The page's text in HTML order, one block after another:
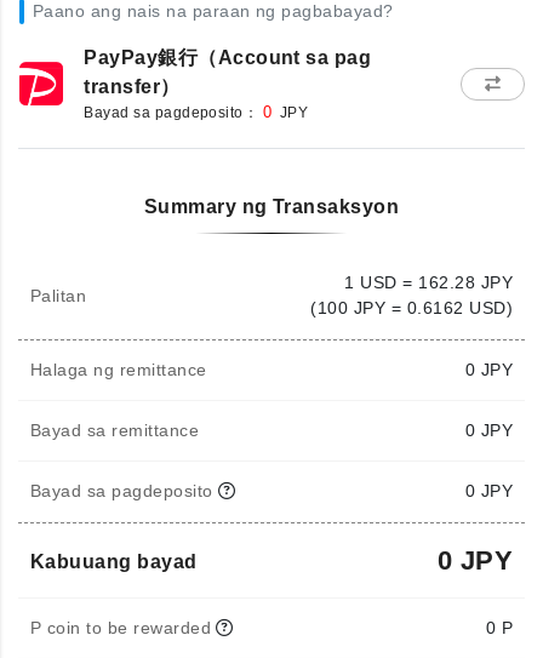
Paano ang nais na paraan ng pagbabayad?
PayPay銀行（Account sa pag
transfer）
Bayad sa pagdeposito： 0 JPY
Summary ng Transaksyon
Palitan
1 USD = 162.28 JPY
(100 JPY = 0.6162 USD)
Halaga ng remittance 0 JPY
Bayad sa remittance 0 JPY
Bayad sa pagdeposito 0 JPY
Kabuuang bayad 0 JPY
P coin to be rewarded 0 P